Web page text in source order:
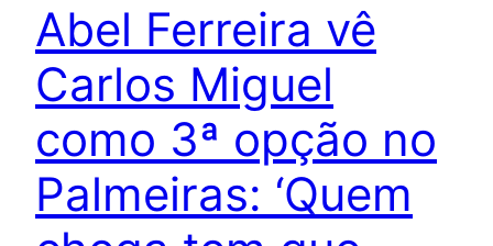
Abel Ferreira vê
Carlos Miguel
como 3ª opção no
Palmeiras: ‘Quem